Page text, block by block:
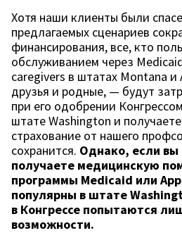
Хотя наши клиенты были
предлагаемых сценариев
финансирования, все, кто
обслуживанием через
caregivers в штатах Montana
друзья и родные, — будут
при его одобрении
штате Washington и
страхование от нашего
сохранится. Однако, если
получаете медицинскую
программы Medicaid или
популярны в штате
в Конгрессе попытаются
возможности.